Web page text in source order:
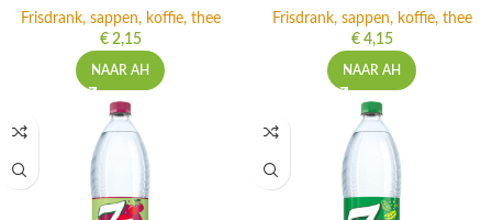
Frisdrank, sappen, koffie, thee
€2,15
NAAR AH
Frisdrank, sappen, koffie, thee
€4,15
NAAR AH